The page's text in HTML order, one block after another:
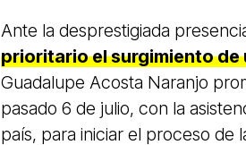
Ante la desprestigiada
prioritario el surgimiento
Guadalupe Acosta Naranjo
pasado 6 de julio, con la
país, para iniciar el proceso